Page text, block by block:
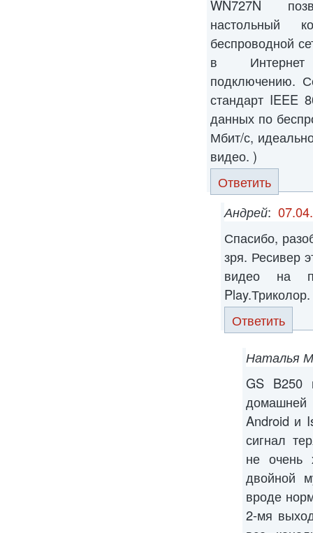
WN727N
настольный
беспроводной
в Интернет
подключению.
стандарт IEEE
данных по
Мбит/с,
видео. )
Ответить
Андрей:
Спасибо,
зря. Ресивер
видео на
Ответить
Наталья
GS B250
Android и
сигнал
не очень
двойной
вроде
2-мя